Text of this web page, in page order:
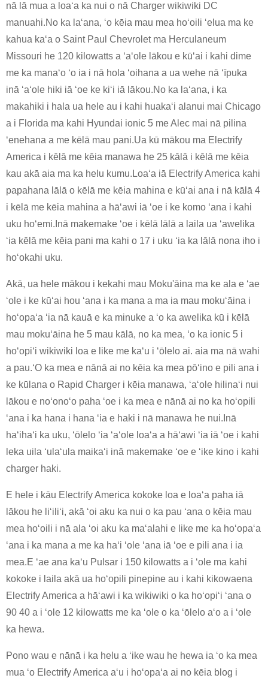
nā lā mua a loaʻa ka nui o nā Charger wikiwiki DC
manuahi.No ka laʻana, ʻo kēia mau mea hoʻoili ʻelua ma ke
kahua kaʻa o Saint Paul Chevrolet ma Herculaneum
Missouri he 120 kilowatts a ʻaʻole lākou e kūʻai i kahi dime
me ka manaʻo ʻo ia i nā hola ʻoihana a ua wehe nā ʻīpuka
inā ʻaʻole hiki iā ʻoe ke kiʻi iā lākou.No ka laʻana, i ka
makahiki i hala ua hele au i kahi huakaʻi alanui mai Chicago
a i Florida ma kahi Hyundai ionic 5 me Alec mai nā pilina
ʻenehana a me kēlā mau pani.Ua kū mākou ma Electrify
America i kēlā me kēia manawa he 25 kālā i kēlā me kēia
kau akā aia ma ka helu kumu.Loaʻa iā Electrify America kahi
papahana lālā o kēlā me kēia mahina e kūʻai ana i nā kālā 4
i kēlā me kēia mahina a hāʻawi iā ʻoe i ke komo ʻana i kahi
uku hoʻemi.Inā makemake ʻoe i kēlā lālā a laila ua ʻawelika
ʻia kēlā me kēia pani ma kahi o 17 i uku ʻia ka lālā nona iho i
hoʻokahi uku.
Akā, ua hele mākou i kekahi mau Moku'āina ma ke ala e ʻae
ʻole i ke kūʻai hou ʻana i ka mana a ma ia mau mokuʻāina i
hoʻopaʻa ʻia nā kauā e ka minuke a ʻo ka awelika kū i kēlā
mau mokuʻāina he 5 mau kālā, no ka mea, ʻo ka ionic 5 i
hoʻopiʻi wikiwiki loa e like me kaʻu i ʻōlelo ai. aia ma nā wahi
a pau.ʻO ka mea e nānā ai no kēia ka mea pōʻino e pili ana i
ke kūlana o Rapid Charger i kēia manawa, ʻaʻole hilinaʻi nui
lākou e noʻonoʻo paha ʻoe i ka mea e nānā ai no ka hoʻopili
ʻana i ka hana i hana ʻia e haki i nā manawa he nui.Inā
haʻihaʻi ka uku, ʻōlelo ʻia ʻaʻole loaʻa a hāʻawi ʻia iā ʻoe i kahi
leka uila ʻulaʻula maikaʻi inā makemake ʻoe e ʻike kino i kahi
charger haki.
E hele i kāu Electrify America kokoke loa e loaʻa paha iā
lākou he liʻiliʻi, akā ʻoi aku ka nui o ka pau ʻana o kēia mau
mea hoʻoili i nā ala ʻoi aku ka maʻalahi e like me ka hoʻopaʻa
ʻana i ka mana a me ka haʻi ʻole ʻana iā ʻoe e pili ana i ia
mea.E ʻae ana kaʻu Pulsar i 150 kilowatts a i ʻole ma kahi
kokoke i laila akā ua hoʻopili pinepine au i kahi kikowaena
Electrify America a hāʻawi i ka wikiwiki o ka hoʻopiʻi ʻana o
90 40 a i ʻole 12 kilowatts me ka ʻole o ka ʻōlelo aʻo a i ʻole
ka hewa.
Pono wau e nānā i ka helu a ʻike wau he hewa ia ʻo ka mea
mua ʻo Electrify America aʻu i hoʻopaʻa ai no kēia blog i